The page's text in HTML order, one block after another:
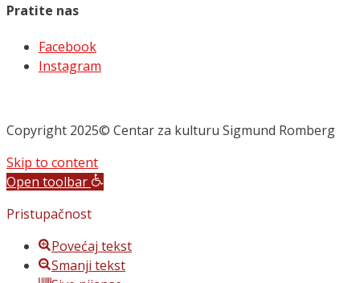
Pratite nas
Facebook
Instagram
Copyright 2025© Centar za kulturu Sigmund Romberg
Skip to content
Open toolbar
Pristupačnost
Povećaj tekst
Smanji tekst